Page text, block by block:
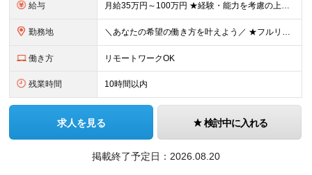
給与 月給35万円～100万円 ★経験・能力を考慮の上、決定 ★前職給与を100％保証 ★案件内容の開示・明確な評価制度 ※上記金額には30時間分・6万6500円以上の固定残業代が含まれています ※超過
勤務地 ＼あなたの希望の働き方を叶えよう／ ★フルリモート・リモートワークOK ★希望を考慮します ★転居を伴う転勤は無し 本社：東京都豊島区高田2丁目17-22 目白中野ビル 5階 大阪：大阪府大阪市西区
働き方 リモートワークOK
残業時間 10時間以内
求人を見る 検討中に入れる
掲載終了予定日： 2026.08.20